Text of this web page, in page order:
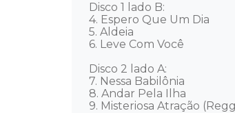
Disco 1 lado B:
4. Espero Que Um Dia
5. Aldeia
6. Leve Com Você
Disco 2 lado A:
7. Nessa Babilônia
8. Andar Pela Ilha
9. Misteriosa Atração